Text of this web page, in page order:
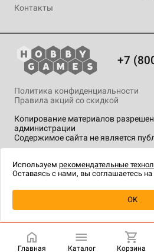
Купить| 2
Контакты
+7
Копирование материалов
администрации
Содержимое сайта не является
Политика конфиденциальности
Правила акций со скидкой
технологии.
Главная Каталог Корзина
Используем рекомендательные
Оставаясь с нами, вы соглашаетесь
OK